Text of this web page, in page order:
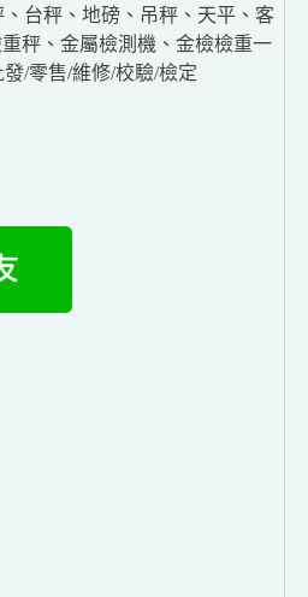
台秤、地磅、吊秤、天平、客
秤、金屬檢測機、金檢檢重一
/零售/維修/校驗/檢定